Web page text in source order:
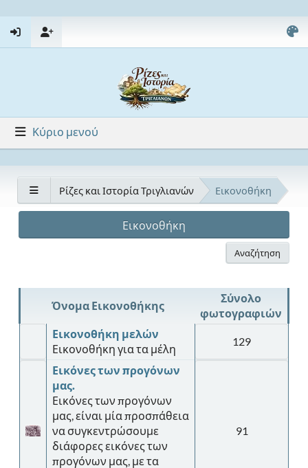
Κύριο μενού
Ρίζες και Ιστορία Τριγλιανών Εικονοθήκη
Εικονοθήκη
Αναζήτηση
Όνομα Εικονοθήκης
Σύνολο
φωτογραφιών
Εικονοθήκη μελών
Εικονοθήκη για τα μέλη
129
Εικόνες των προγόνων
μας.
Εικόνες των προγόνων
μας, είναι μία προσπάθεια
να συγκεντρώσουμε
διάφορες εικόνες των
προγόνων μας, με τα
91